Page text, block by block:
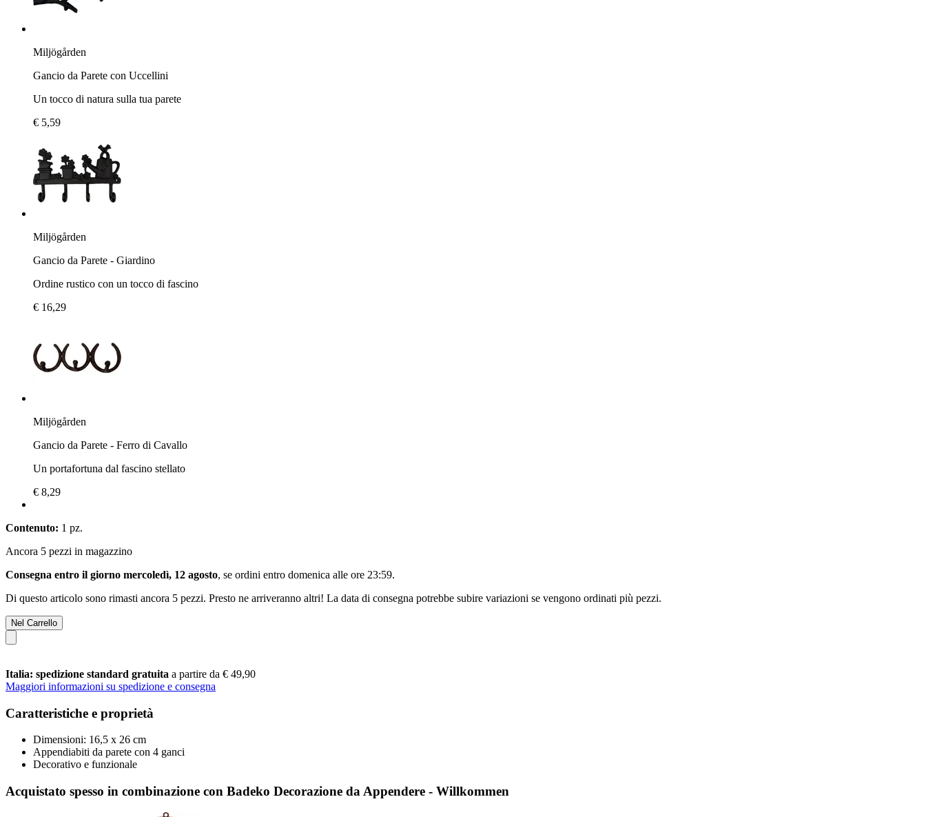
Miljögården
Gancio da Parete con Uccellini
Un tocco di natura sulla tua parete
€ 5,59
Miljögården
Gancio da Parete - Giardino
Ordine rustico con un tocco di fascino
€ 16,29
Miljögården
Gancio da Parete - Ferro di Cavallo
Un portafortuna dal fascino stellato
€ 8,29
Contenuto: 1 pz.
Ancora 5 pezzi in magazzino
Consegna entro il giorno mercoledì, 12 agosto, se ordini entro domenica alle ore 23:59.
Di questo articolo sono rimasti ancora 5 pezzi. Presto ne arriveranno altri! La data di consegna potrebbe subire variazioni se vengono ordinati più pezzi.
Nel Carrello
Italia: spedizione standard gratuita a partire da € 49,90
Maggiori informazioni su spedizione e consegna
Caratteristiche e proprietà
Dimensioni: 16,5 x 26 cm
Appendiabiti da parete con 4 ganci
Decorativo e funzionale
Acquistato spesso in combinazione con Badeko Decorazione da Appendere - Willkommen